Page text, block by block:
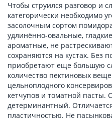
Чтобы струился разговор и
категорически необходимо
засолочным сортом
удлинённо-овальные,
ароматные, не
сохраняются на кустах. Без
приобретают еще большую
количество пектиновых
цельноплодного
кетчупов и томатной пасты.
детерминантный.
пластичностью. Не